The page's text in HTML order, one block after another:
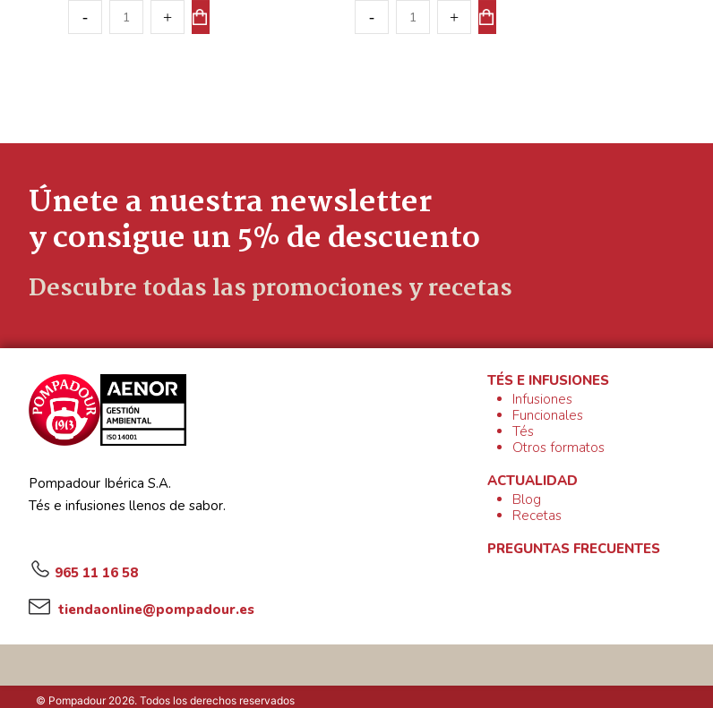
Únete a nuestra newsletter
y consigue un 5% de descuento
Descubre todas las promociones y recetas
Pompadour Ibérica S.A.
Tés e infusiones llenos de sabor.
965 11 16 58
tiendaonline@pompadour.es
TÉS E INFUSIONES
Infusiones
Funcionales
Tés
Otros formatos
ACTUALIDAD
Blog
Recetas
PREGUNTAS FRECUENTES
© Pompadour 2026. Todos los derechos reservados